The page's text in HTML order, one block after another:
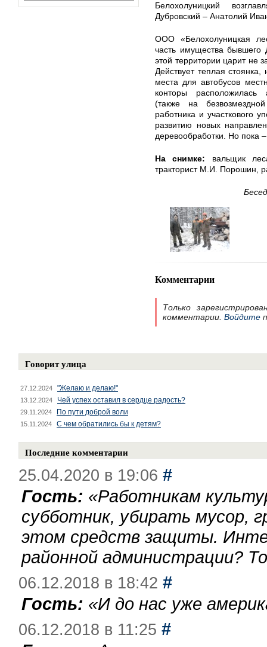
Белохолуницкий
Дубровский – Анатолий
ООО «Белохолуницкая
часть имущества бывшего
этой территории царит не
Действует теплая
места для автобусов
конторы расположилась
(также на
работника и участкового
развитию новых
деревообработки. Но пока
На снимке: вальщик
тракторист М.И. Порошин,
Комментарии
Только
комментарии. Войдите
Говорит улица
27.12.2024 "Желаю и делаю!"
13.12.2024 Чей успех оставил в сердце радость?
29.11.2024 По пути доброй воли
15.11.2024 С чем обратились бы к детям?
Последние комментарии
25.04.2020 в 19:06 #
Гость: «Работникам
субботник, убирать мусор,
этом средств защиты.
районной администрации?
06.12.2018 в 18:42 #
Гость: «И до нас уже
06.12.2018 в 11:25 #